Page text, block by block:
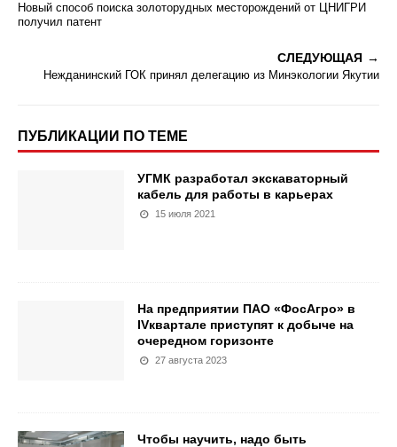
Новый способ поиска золоторудных месторождений от ЦНИГРИ
получил патент
СЛЕДУЮЩАЯ
Нежданинский ГОК принял делегацию из Минэкологии Якутии
ПУБЛИКАЦИИ ПО ТЕМЕ
УГМК разработал экскаваторный
кабель для работы в карьерах
15 июля 2021
На предприятии ПАО «ФосАгро» в
IVквартале приступят к добыче на
очередном горизонте
27 августа 2023
Чтобы научить, надо быть